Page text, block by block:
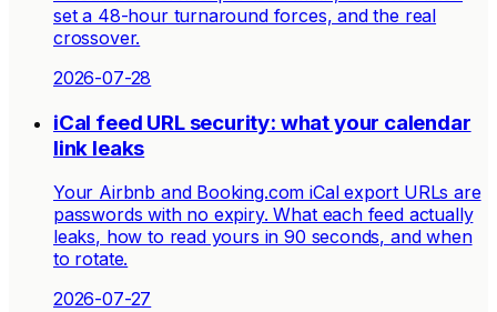
set a 48-hour turnaround forces, and the real
crossover.
2026-07-28
iCal feed URL security: what your calendar
link leaks
Your Airbnb and Booking.com iCal export URLs are
passwords with no expiry. What each feed actually
leaks, how to read yours in 90 seconds, and when
to rotate.
2026-07-27